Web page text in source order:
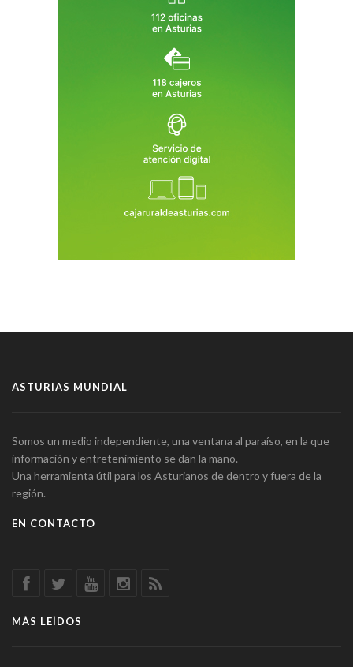
ASTURIAS MUNDIAL
Somos un medio independiente, una ventana al paraíso, en la que
información y entretenimiento se dan la mano.
Una herramienta útil para los Asturianos de dentro y fuera de la
región.
EN CONTACTO
MÁS LEÍDOS